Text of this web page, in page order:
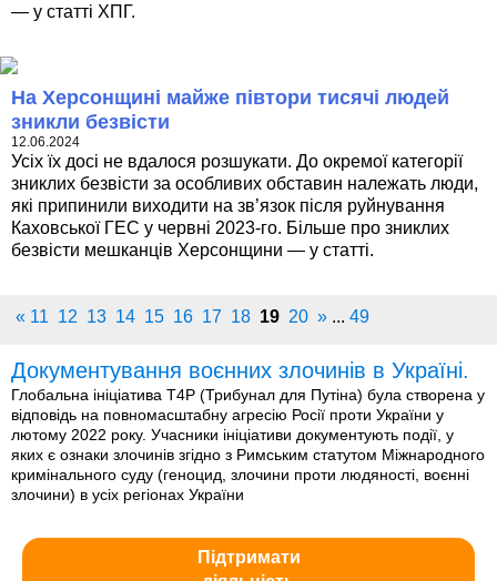
— у статті ХПГ.
На Херсонщині майже півтори тисячі людей
зникли безвісти
12.06.2024
Усіх їх досі не вдалося розшукати. До окремої категорії
зниклих безвісти за особливих обставин належать люди,
які припинили виходити на зв’язок після руйнування
Каховської ГЕС у червні 2023-го. Більше про зниклих
безвісти мешканців Херсонщини — у статті.
« 11 12 13 14 15 16 17 18 19 20 » ... 49
Документування воєнних злочинів в Україні.
Глобальна ініціатива T4P (Трибунал для Путіна) була створена у
відповідь на повномасштабну агресію Росії проти України у
лютому 2022 року. Учасники ініціативи документують події, у
яких є ознаки злочинів згідно з Римським статутом Міжнародного
кримінального суду (геноцид, злочини проти людяності, воєнні
злочини) в усіх регіонах України
Підтримати